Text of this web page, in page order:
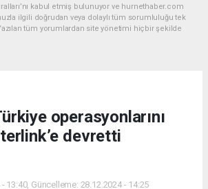
kabul etmiş bulunuyor ve hurnethaber.com
ilgili doğrudan veya dolaylı tüm sorumluluğu tek
tüm yorumlardan site yönetimi hiçbir şekilde
operasyonlarını
devretti
13:40, Güncelleme: 28.12.2024 - 14:25